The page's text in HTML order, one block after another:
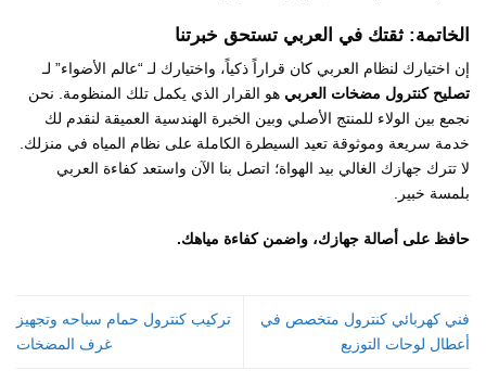
الخاتمة: ثقتك في العربي تستحق خبرتنا
إن اختيارك لنظام العربي كان قراراً ذكياً، واختيارك لـ “عالم الأضواء” لـ
تصليح كنترول مضخات العربي هو القرار الذي يكمل تلك المنظومة. نحن
نجمع بين الولاء للمنتج الأصلي وبين الخبرة الهندسية العميقة لنقدم لك
خدمة سريعة وموثوقة تعيد السيطرة الكاملة على نظام المياه في منزلك.
لا تترك جهازك الغالي بيد الهواة؛ اتصل بنا الآن واستعد كفاءة العربي
بلمسة خبير.
حافظ على أصالة جهازك، واضمن كفاءة مياهك.
فني كهربائي كنترول متخصص في
أعطال لوحات التوزيع
تركيب كنترول حمام سباحه وتجهيز
غرف المضخات